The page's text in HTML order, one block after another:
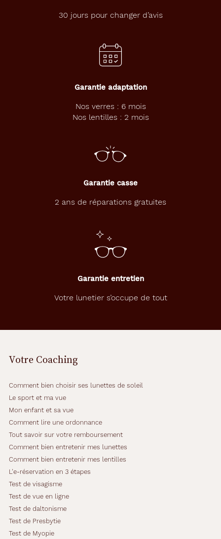
30 jours pour changer d’avis
Garantie adaptation
Nos verres : 6 mois
Nos lentilles : 2 mois
Garantie casse
2 ans de réparations gratuites
Garantie entretien
Votre lunetier s’occupe de tout
Votre Coaching
Comment bien choisir ses lunettes de soleil
Le sport et ma vue
Mon enfant et sa vue
Comment lire une ordonnance
Tout savoir sur votre remboursement
Comment bien entretenir mes lunettes
Comment bien entretenir mes lentilles
L'e-réservation en 3 étapes
Test de visagisme
Test de vue en ligne
Test de daltonisme
Test de Presbytie
Test de Myopie